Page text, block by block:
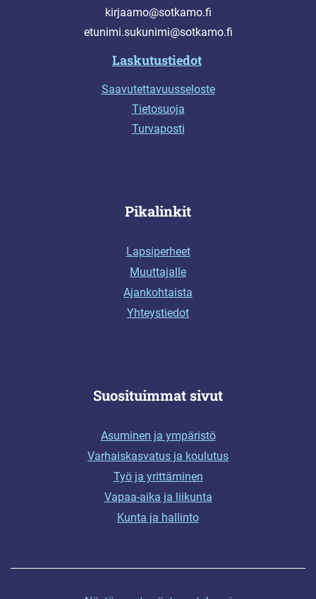
kirjaamo@sotkamo.fi
etunimi.sukunimi@sotkamo.fi
Laskutustiedot
Saavutettavuusseloste
Tietosuoja
Turvaposti
Pikalinkit
Lapsiperheet
Muuttajalle
Ajankohtaista
Yhteystiedot
Suosituimmat sivut
Asuminen ja ympäristö
Varhaiskasvatus ja koulutus
Työ ja yrittäminen
Vapaa-aika ja liikunta
Kunta ja hallinto